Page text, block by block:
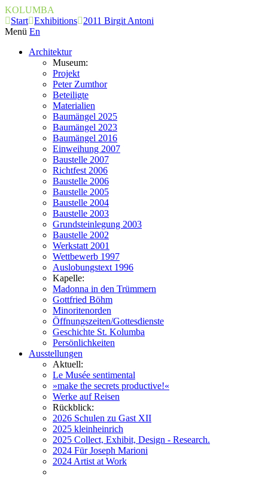
KOLUMBA
Start Exhibitions
2011 Birgit Antoni
Menü En
Architektur
Museum:
Projekt
Peter Zumthor
Beteiligte
Materialien
Baumängel 2025
Baumängel 2023
Baumängel 2016
Einweihung 2007
Baustelle 2007
Richtfest 2006
Baustelle 2006
Baustelle 2005
Baustelle 2004
Baustelle 2003
Grundsteinlegung 2003
Baustelle 2002
Werkstatt 2001
Wettbewerb 1997
Auslobungstext 1996
Kapelle:
Madonna in den Trümmern
Gottfried Böhm
Minoritenorden
Öffnungszeiten/Gottesdienste
Geschichte St. Kolumba
Persönlichkeiten
Ausstellungen
Aktuell:
Le Musée sentimental
»make the secrets productive!«
Werke auf Reisen
Rückblick:
2026 Schulen zu Gast XII
2025 kleinheinrich
2025 Collect, Exhibit, Design - Research.
2024 Für Joseph Marioni
2024 Artist at Work